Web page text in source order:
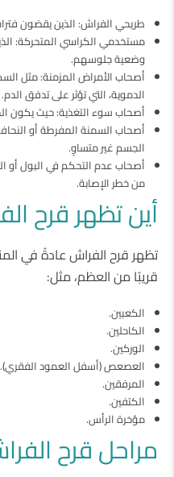
طريحي الفراش: الذين يقضون
مستخدمي الكراسي المتحركة:
وضعية جلوسهم.
أصحاب الأمراض المزمنة: مثل
الدموية، التي تؤثر على تدفق الدم.
أصحاب سوء التغذية: حيث يكون
أصحاب السمنة المفرطة أو
الجسم غير متساوٍ.
أصحاب عدم التحكم في البول أو
من خطر الإصابة.
أين تظهر قرح
تظهر قرح الفراش عادةً في
قريبًا من العظم، مثل:
الكعبين.
الكاحلين.
الوركين.
العصعص (أسفل العمود الفقري).
المرفقين.
الكتفين.
مؤخرة الرأس.
مراحل قرح